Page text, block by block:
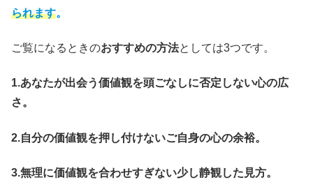
られます。
ご覧になるときのおすすめの方法としては3つです。
1.あなたが出会う価値観を頭ごなしに否定しない心の広
さ。
2.自分の価値観を押し付けないご自身の心の余裕。
3.無理に価値観を合わせすぎない少し静観した見方。